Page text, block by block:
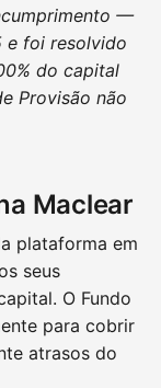
—
foi resolvido
do capital
Provisão não
Maclear
plataforma em
seus
O Fundo
para cobrir
atrasos do